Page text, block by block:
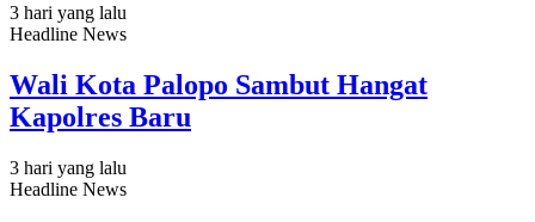
3 hari yang lalu
Headline News
Wali Kota Palopo Sambut Hangat
Kapolres Baru
3 hari yang lalu
Headline News